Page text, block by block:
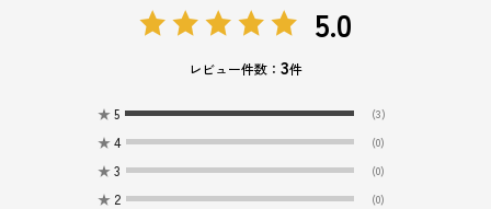
5.0
レビュー件数： 3件
★ 5 (3)
★ 4 (0)
★ 3 (0)
★ 2 (0)